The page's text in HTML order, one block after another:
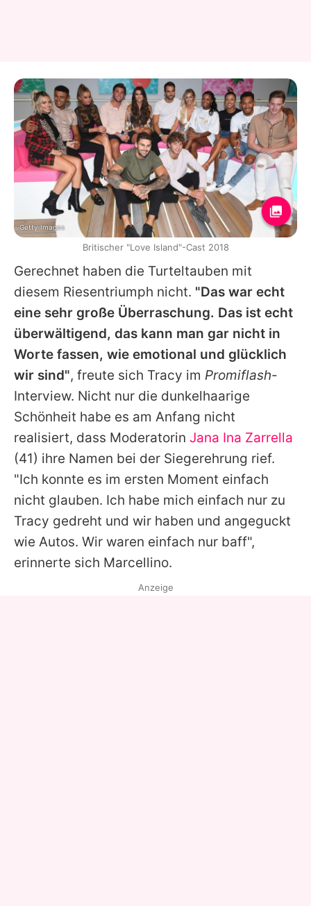
Gerechnet haben die Turteltauben mit
diesem Riesentriumph nicht. "Das war echt
eine sehr große Überraschung. Das ist echt
überwältigend, das kann man gar nicht in
Worte fassen, wie emotional und glücklich
wir sind", freute sich Tracy im Promiflash-
Interview. Nicht nur die dunkelhaarige
Schönheit habe es am Anfang nicht
realisiert, dass Moderatorin Jana Ina Zarrella
(41) ihre Namen bei der Siegerehrung rief.
"Ich konnte es im ersten Moment einfach
nicht glauben. Ich habe mich einfach nur zu
Tracy gedreht und wir haben und angeguckt
wie Autos. Wir waren einfach nur baff",
erinnerte sich Marcellino.
Getty Images
Britischer "Love Island"-Cast 2018
Anzeige